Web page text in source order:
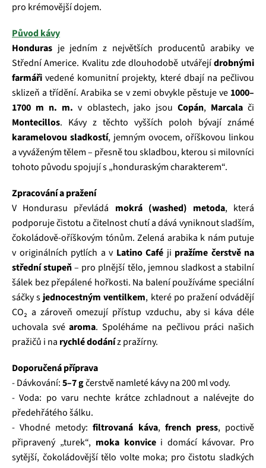
pro krémovější dojem.
Původ kávy
Honduras je jedním z největších producentů arabiky ve
Střední Americe. Kvalitu zde dlouhodobě utvářejídrobnými
farmáři vedené komunitní projekty, které dbají na pečlivou
sklizeň a třídění. Arabika se v zemi obvykle pěstuje ve 1000–
1700 m n. m. v oblastech, jako jsou Copán, Marcalači
Montecillos. Kávy z těchto vyšších poloh bývají známé
karamelovou sladkostí, jemným ovocem, oříškovou linkou
a vyváženým tělem – přesně tou skladbou, kterou si milovníci
tohoto původu spojují s „honduraským charakterem“.
Zpracování a pražení
V Hondurasu převládá mokrá (washed) metoda, která
podporuje čistotu a čitelnost chutí a dává vyniknout sladším,
čokoládově‑oříškovým tónům. Zelená arabika k nám putuje
v originálních pytlích a v Latino Café ji pražíme čerstvě na
střední stupeň– pro plnější tělo, jemnou sladkost a stabilní
šálek bez přepálené hořkosti. Na balení používáme speciální
sáčky s jednocestným ventilkem, které po pražení odvádějí
CO₂ a zároveň omezují přístup vzduchu, aby si káva déle
uchovala svéaroma. Spoléháme na pečlivou práci našich
pražičů i na rychlé dodáníz pražírny.
Doporučená příprava
- Dávkování:5–7 gčerstvě namleté kávy na 200 ml vody.
- Voda: po varu nechte krátce zchladnout a nalévejte do
předehřátého šálku.
- Vhodné metody:filtrovaná káva, french press, poctivě
připravený „turek“, moka konvicei domácí kávovar. Pro
sytější, čokoládovější tělo volte moka; pro čistotu sladkých